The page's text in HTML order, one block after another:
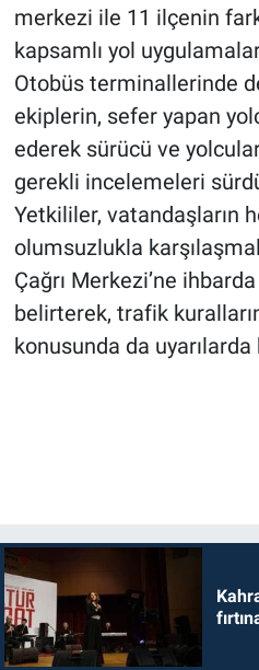
merkezi ile 11 ilçenin
kapsamlı yol
Otobüs terminallerinde
ekiplerin, sefer yapan
ederek sürücü ve
gerekli incelemeleri
Yetkililer, vatandaşların
olumsuzlukla
Çağrı Merkezi’ne
belirterek, trafik
konusunda da uyarılarda